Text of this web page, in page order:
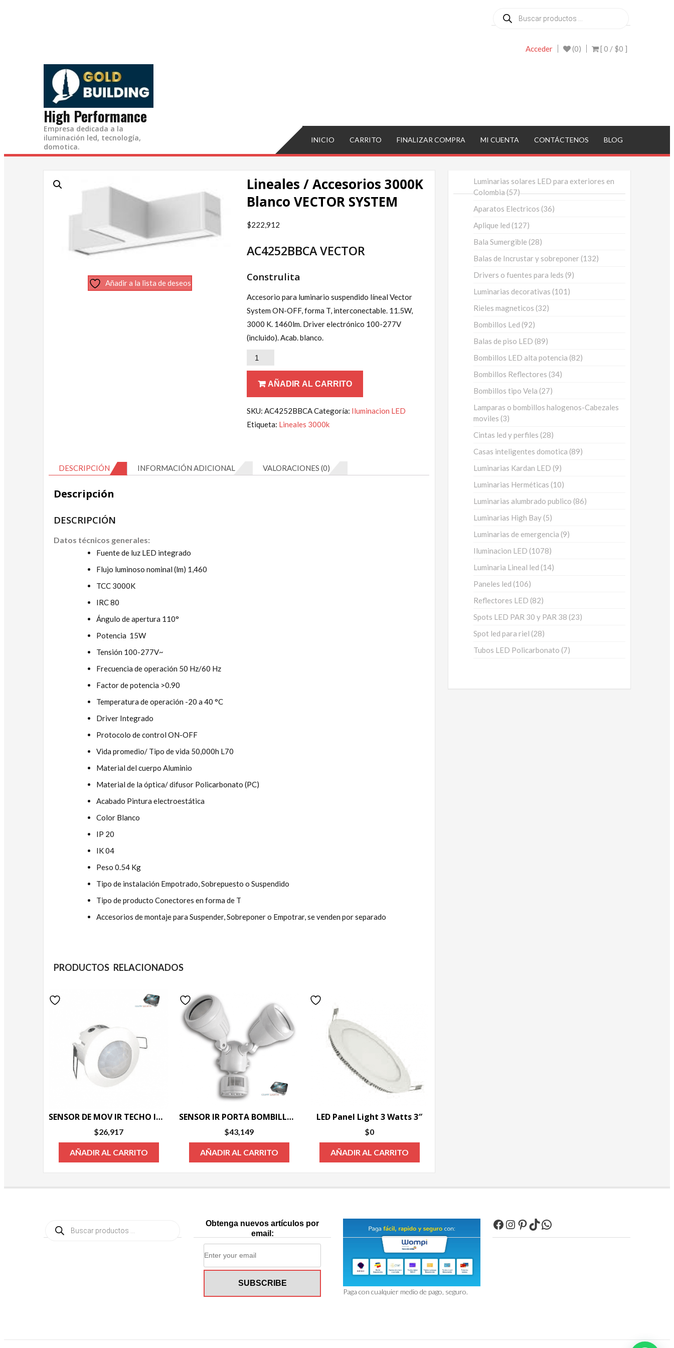
productos
[ 0 / $0 ]
(0)
Acceder
High Performance
Empresa dedicada a la
iluminación led, tecnología,
domotica.
INICIO CARRITO FINALIZAR COMPRA MI CUENTA CONTÁCTENOS BLOG
Añadir a la lista de deseos
Lineales / Accesorios 3000K
Blanco VECTOR SYSTEM
$222,912
AC4252BBCA VECTOR
Construlita
Accesorio para luminario suspendido líneal Vector
System ON-OFF, forma T, interconectable. 11.5W,
3000 K. 1460lm. Driver electrónico 100-277V
(incluido). Acab. blanco.
Lineales
/
Accesorios
3000K
Blanco
VECTOR
AÑADIR AL CARRITO
SKU:AC4252BBCACategoría: Iluminacion LED
Etiqueta: Lineales 3000k
DESCRIPCIÓN INFORMACIÓN ADICIONAL VALORACIONES (0)
Descripción
DESCRIPCIÓN
Datos técnicos generales:
Fuente de luz LED integrado
Flujo luminoso nominal (lm) 1,460
TCC 3000K
IRC 80
Ángulo de apertura 110°
Potencia 15W
Tensión 100-277V~
Frecuencia de operación 50 Hz/60 Hz
Factor de potencia >0.90
Temperatura de operación -20 a 40 °C
Driver Integrado
Protocolo de control ON-OFF
Vida promedio/ Tipo de vida 50,000h L70
Material del cuerpo Aluminio
Material de la óptica/ difusor Policarbonato (PC)
Acabado Pintura electroestática
Color Blanco
IP 20
IK 04
Peso 0.54 Kg
Tipo de instalación Empotrado, Sobrepuesto o Suspendido
Tipo de producto Conectores en forma de T
Accesorios de montaje para Suspender, Sobreponer o Empotrar, se venden por separado
PRODUCTOS RELACIONADOS
SENSOR DE MOV IR TECHO INCRUSTAR
$26,917
AÑADIR AL CARRITO
SENSOR IR PORTA BOMBILLO x2 E27 PARED
$43,149
AÑADIR AL CARRITO
LED Panel Light 3 Watts 3″
$0
AÑADIR AL CARRITO
Luminarias solares LED para exteriores en
Colombia 5757
Aparatos Electricos 3636
Aplique led 127127
Bala Sumergible 2828
Balas de Incrustar y sobreponer 132132
Drivers o fuentes para leds 99
Luminarias decorativas 101 101
Rieles magneticos 3232
Bombillos Led 9292
Balas de piso LED 8989
Bombillos LED alta potencia 8282
Bombillos Reflectores 3434
Bombillos tipo Vela 2727
Lamparas o bombillos halogenos-Cabezales
moviles 33
Cintas led y perfiles 2828
Casas inteligentes domotica 8989
Luminarias Kardan LED 99
Luminarias Herméticas 1010
Luminarias alumbrado publico 8686
Luminarias High Bay 55
Luminarias de emergencia 99
Iluminacion LED 10781078
Luminaria Lineal led 1414
Paneles led 106106
Reflectores LED 8282
Spots LED PAR 30 y PAR 38 2323
Spot led para riel 2828
Tubos LED Policarbonato 77
productos
Obtenga nuevos artículos por
email:
Paga con cualquier medio de pago, seguro.
Facebook
Instagram
Pinterest
TikTokWhatsApp